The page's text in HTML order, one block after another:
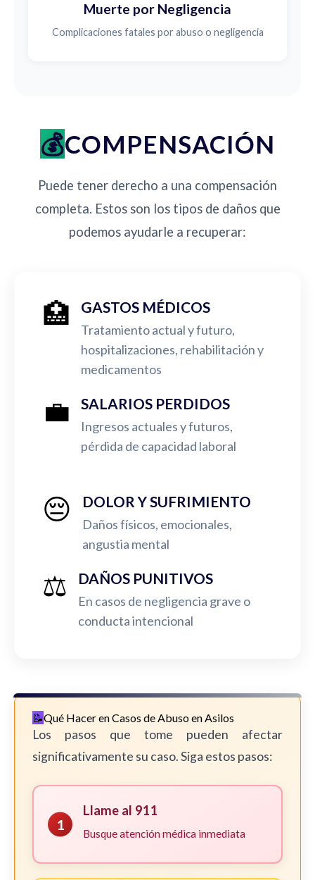
Muerte por Negligencia
Complicaciones fatales por abuso o negligencia
COMPENSACIÓN
Puede tener derecho a una compensación
completa. Estos son los tipos de daños que
podemos ayudarle a recuperar:
🏥 GASTOS MÉDICOS
Tratamiento actual y futuro,
hospitalizaciones, rehabilitación y
medicamentos
💼 SALARIOS PERDIDOS
Ingresos actuales y futuros,
pérdida de capacidad laboral
😔 DOLOR Y SUFRIMIENTO
Daños físicos, emocionales,
angustia mental
⚖️ DAÑOS PUNITIVOS
En casos de negligencia grave o
conducta intencional
Qué Hacer en Casos de Abuso en Asilos
Los pasos que tome pueden afectar
significativamente su caso. Siga estos pasos:
1
Llame al 911
Busque atención médica inmediata